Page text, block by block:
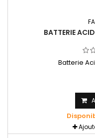
BATTERIE
Batterie